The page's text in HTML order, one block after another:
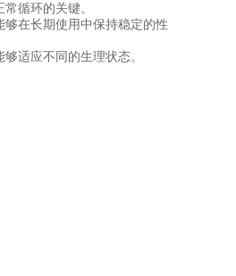
循环的关键。
在长期使用中保持稳定的性
适应不同的生理状态。